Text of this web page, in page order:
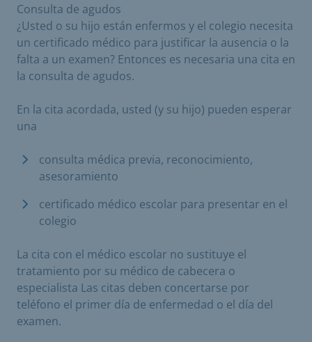
Consulta de agudos
¿Usted o su hijo están enfermos y el colegio necesita
un certificado médico para justificar la ausencia o la
falta a un examen? Entonces es necesaria una cita en
la consulta de agudos.
En la cita acordada, usted (y su hijo) pueden esperar
una
consulta médica previa, reconocimiento,
asesoramiento
certificado médico escolar para presentar en el
colegio
La cita con el médico escolar no sustituye el
tratamiento por su médico de cabecera o
especialista Las citas deben concertarse por
teléfono el primer día de enfermedad o el día del
examen.